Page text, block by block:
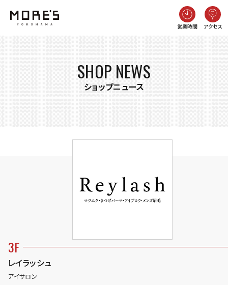
営業時間 アクセス
SHOP NEWS
ショップニュース
3F
レイラッシュ
アイサロン